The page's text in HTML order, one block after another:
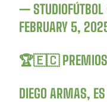
— STUDIOFÚTBOL
FEBRUARY 5,
🏆🇪🇨 PREMIOS
DIEGO ARMAS,